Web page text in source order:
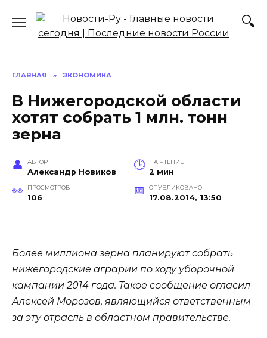
содержанию
ГЛАВНАЯ » ЭКОНОМИКА
В Нижегородской области
хотят собрать 1 млн. тонн
зерна
АВТОР
Александр Новиков
НА ЧТЕНИЕ
2 мин
ПРОСМОТРОВ
106
ОПУБЛИКОВАНО
17.08.2014, 13:50
Более миллиона зерна планируют собрать
нижегородские аграрии по ходу уборочной
кампании 2014 года. Такое сообщение огласил
Алексей Морозов, являющийся ответственным
за эту отрасль в областном правительстве.